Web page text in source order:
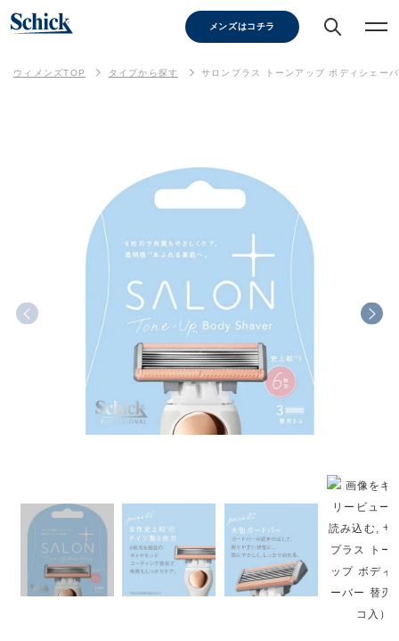
メンズはコチラ
ウィメンズTOP タイプから探す サロンプラス トーンアップ ボディシェー